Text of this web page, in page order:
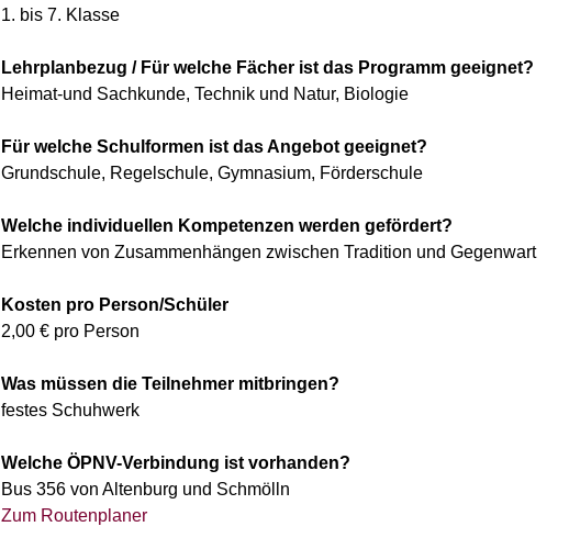
1. bis 7. Klasse
Lehrplanbezug / Für welche Fächer ist das Programm geeignet?
Heimat-und Sachkunde, Technik und Natur, Biologie
Für welche Schulformen ist das Angebot geeignet?
Grundschule, Regelschule, Gymnasium, Förderschule
Welche individuellen Kompetenzen werden gefördert?
Erkennen von Zusammenhängen zwischen Tradition und Gegenwart
Kosten pro Person/Schüler
2,00 € pro Person
Was müssen die Teilnehmer mitbringen?
festes Schuhwerk
Welche ÖPNV-Verbindung ist vorhanden?
Bus 356 von Altenburg und Schmölln
Zum Routenplaner